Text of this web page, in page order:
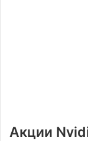
Акции